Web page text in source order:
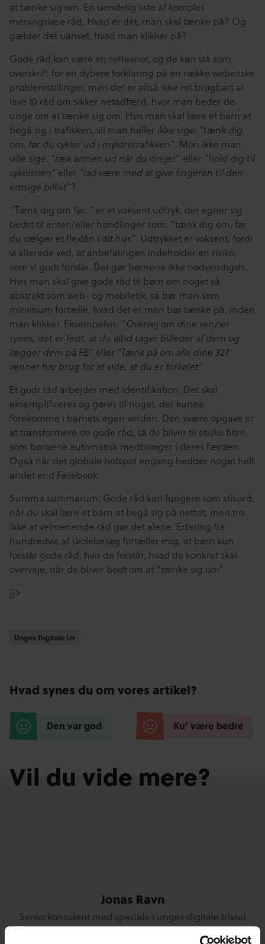
at tænke sig om. En uendelig liste af komplet
meningsløse råd. Hvad er det, man skal tænke på? Og
gælder det uanset, hvad man klikker på?
Gode råd kan være en rettesnor, og de kan stå som
overskrift for en dybere forklaring på en række webetiske
problemstillinger, men det er altså ikke ret brugbart at
lave 10 råd om sikker netadfærd, hvor man beder de
unge om at tænke sig om. Hvis man skal lære et barn at
begå sig i trafikken, vil man heller ikke sige: “tænk dig
om, før du cykler ud i myldretrafikken”. Mon ikke man
ville sige: “ræk armen ud når du drejer” eller “hold dig til
cykelstien” eller “lad være med at give fingeren til den
emsige billist”?
“Tænk dig om før..” er et voksent udtryk, der egner sig
bedst til enten/eller handlinger som: “tænk dig om, før
du vælger et flexlån i dit hus”. Udtrykket er voksent, fordi
vi allerede ved, at anbefalingen indeholder en risiko,
som vi godt forstår. Det gør børnene ikke nødvendigvis.
Hvis man skal give gode råd til børn om noget så
abstrakt som web- og mobiletik, så bør man som
minimum fortælle, hvad det er man bør tænke på, inden
man klikker. Eksempelvis: “Overvej om dine venner
synes, det er fedt, at du altid tager billeder af dem og
lægger dem på FB” eller “Tænk på om alle dine 327
venner har brug for at vide, at du er forkølet”
Et godt råd arbejder med identifikation. Det skal
eksemplificeres og gøres til noget, der kunne
forekomme i barnets egen verden. Den svære opgave er
at transformere de gode råd, så de bliver til etiske filtre,
som børnene automatisk medbringer i deres færden.
Også når det globale hotspot engang hedder noget helt
andet end Facebook.
Summa summarum: Gode råd kan fungere som stikord,
når du skal lære et barn at begå sig på nettet, men tro
ikke at velmenende råd gør det alene. Erfaring fra
hundredvis af skolebesøg fortæller mig, at børn kun
forstår gode råd, hvis de forstår, hvad de konkret skal
overveje, når de bliver bedt om at “tænke sig om”.
]]>
Unges Digitale Liv
Unges Digitale Liv
Hvad synes du om vores artikel?
Den var god Ku’ være bedre
Vil du vide mere?
Jonas Ravn
Seniorkonsulent med speciale i unges digitale trivsel